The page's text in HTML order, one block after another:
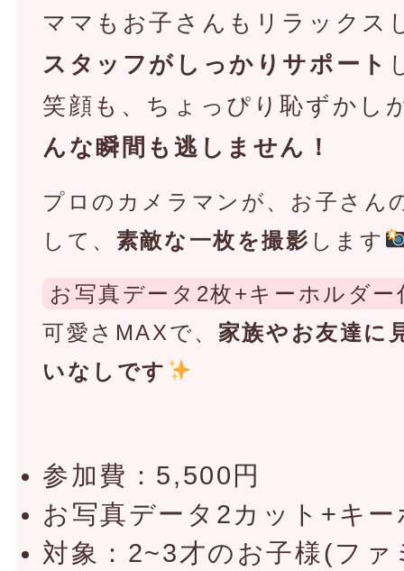
ママもお子さんもリラックス
スタッフがしっかりサポート
笑顔も、ちょっぴり恥ずかし
んな瞬間も逃しません！
プロのカメラマンが、お子さん
して、 素敵な一枚を撮影 します
お写真データ2枚+キーホルダー
可愛さMAXで、 家族やお友達に
いなしです
参加費：5,500円
お写真データ2カット+キ
対象：2~3才のお子様(ファ